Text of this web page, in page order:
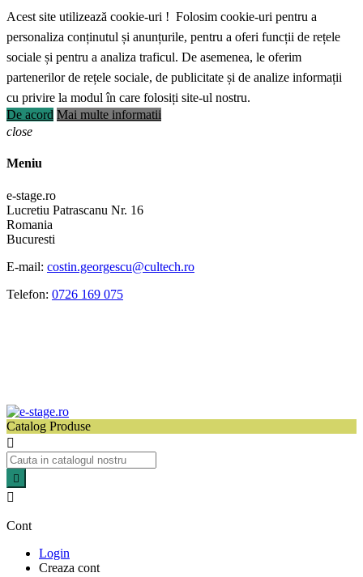
Acest site utilizează cookie-uri ! Folosim cookie-uri pentru a
personaliza conținutul și anunțurile, pentru a oferi funcții de rețele
sociale și pentru a analiza traficul. De asemenea, le oferim
partenerilor de rețele sociale, de publicitate și de analize informații
cu privire la modul în care folosiți site-ul nostru.
De acord Mai multe informatii
close
Meniu
e-stage.ro
Lucretiu Patrascanu Nr. 16
Romania
Bucuresti
E-mail: costin.georgescu@cultech.ro
Telefon: 0726 169 075
Catalog Produse



Cont
Login
Creaza cont